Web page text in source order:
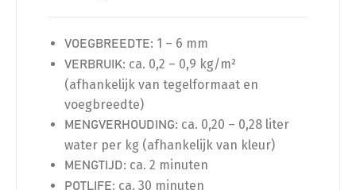
VOEGBREEDTE: 1 – 6 mm
VERBRUIK: ca. 0,2 – 0,9 kg/m²
(afhankelijk van tegelformaat en
voegbreedte)
MENGVERHOUDING: ca. 0,20 – 0,28 liter
water per kg (afhankelijk van kleur)
MENGTIJD: ca. 2 minuten
POTLIFE: ca. 30 minuten